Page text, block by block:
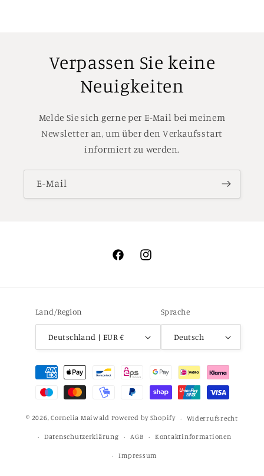
Verpassen Sie keine
Neuigkeiten
Melde Sie sich gerne per E-Mail bei meinem
Newsletter an, um über den Verkaufsstart
informiert zu werden.
E-Mail
FacebookInstagram
Land/Region
Deutschland | EUR €
Sprache
Deutsch
Zahlungsmethoden
© 2026,Cornelia Maiwald Powered by Shopify Widerrufsrecht
Datenschutzerklärung AGB Kontaktinformationen
Impressum